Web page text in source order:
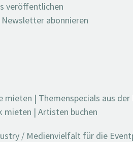
veröffentlichen
abonnieren
mieten | Themenspecials aus
mieten | Artisten buchen
/ Medienvielfalt für die